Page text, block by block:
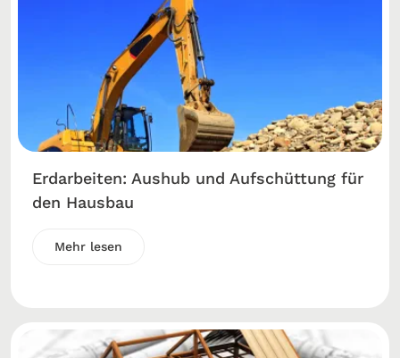
Erdarbeiten: Aushub und Aufschüttung für
den Hausbau
Mehr lesen